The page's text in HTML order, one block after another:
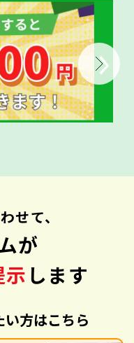
せて、
が
示 します
方はこちら